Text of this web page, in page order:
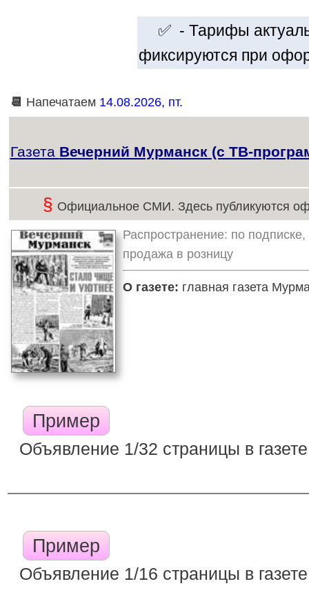
✅ - Тарифы
фиксируются при
📆 Напечатаем 14.08.2026, пт.
Газета Вечерний Мурманск (с ТВ-
§ Официальное СМИ. Здесь публикуются
Распространение: по
продажа в розницу
О газете: главная газета
Пример
Объявление 1/32 страницы в газете
Пример
Объявление 1/16 страницы в газете